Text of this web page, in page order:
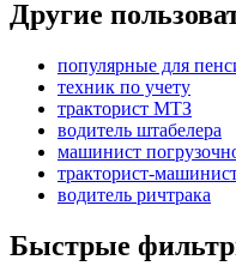
Другие
популярные для
техник по учету
тракторист МТЗ
водитель штабелера
машинист
тракторист-
водитель ричтрака
Быстрые